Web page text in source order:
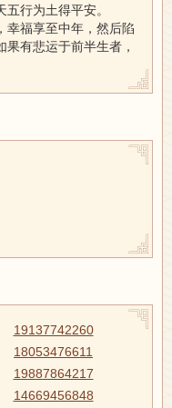
行为土得平安。
幸福享至中年，然后陷
有悲运于前半生者，
19137742260
18053476611
19887864217
14669456848